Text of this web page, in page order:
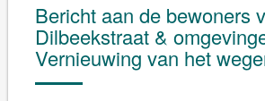
Bericht aan de bewoners
Dilbeekstraat &
Vernieuwing van het